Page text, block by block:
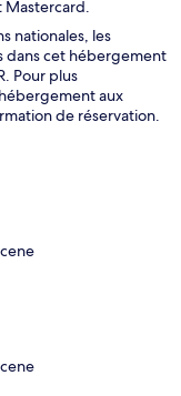
Mastercard.
nationales, les
dans cet hébergement
Pour plus
aux
de réservation.